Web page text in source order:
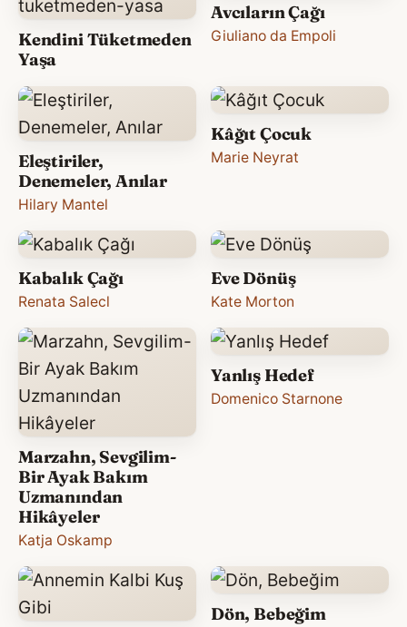
Kendini Tüketmeden
Yaşa
Avcıların Çağı
Giuliano da Empoli
Eleştiriler,
Denemeler, Anılar
Hilary Mantel
Kâğıt Çocuk
Marie Neyrat
Kabalık Çağı
Renata Salecl
Eve Dönüş
Kate Morton
Marzahn, Sevgilim-
Bir Ayak Bakım
Uzmanından
Hikâyeler
Katja Oskamp
Yanlış Hedef
Domenico Starnone
Dön, Bebeğim